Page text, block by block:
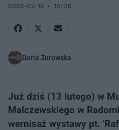
2026-02-13 10:06
Daria Żurowska
Już dziś (13 lutego) w
Malczewskiego w
wernisaż wystawy pt.